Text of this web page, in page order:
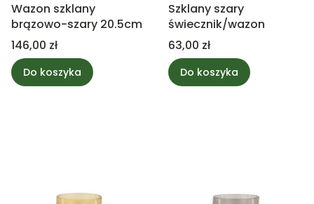
Wazon szklany
brązowo-szary 20.5cm
Cena
146,00 zł
Do koszyka
Szklany szary
świecznik/wazon
Cena
63,00 zł
Do koszyka